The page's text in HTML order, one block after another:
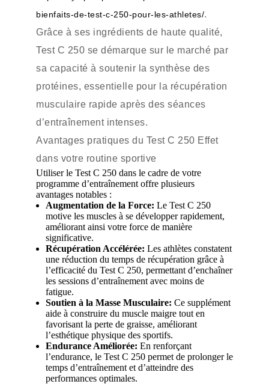
bienfaits-de-test-c-250-pour-les-athletes/.
Grâce à ses ingrédients de haute qualité,
Test C 250 se démarque sur le marché par
sa capacité à soutenir la synthèse des
protéines, essentielle pour la récupération
musculaire rapide après des séances
d’entraînement intenses.
Avantages pratiques du Test C 250 Effet
dans votre routine sportive
Utiliser le Test C 250 dans le cadre de votre
programme d’entraînement offre plusieurs
avantages notables :
Augmentation de la Force: Le Test C 250
motive les muscles à se développer rapidement,
améliorant ainsi votre force de manière
significative.
Récupération Accélérée: Les athlètes constatent
une réduction du temps de récupération grâce à
l’efficacité du Test C 250, permettant d’enchaîner
les sessions d’entraînement avec moins de
fatigue.
Soutien à la Masse Musculaire: Ce supplément
aide à construire du muscle maigre tout en
favorisant la perte de graisse, améliorant
l’esthétique physique des sportifs.
Endurance Améliorée: En renforçant
l’endurance, le Test C 250 permet de prolonger le
temps d’entraînement et d’atteindre des
performances optimales.